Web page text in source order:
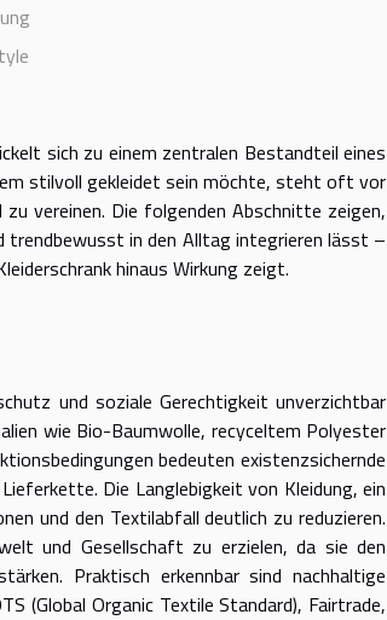
sich zu einem zentralen Bestandteil eines
stilvoll gekleidet sein möchte, steht oft vor
vereinen. Die folgenden Abschnitte zeigen,
in den Alltag integrieren lässt –
hinaus Wirkung zeigt.
und soziale Gerechtigkeit unverzichtbar
wie Bio-Baumwolle, recyceltem Polyester
bedeuten existenzsichernde
Die Langlebigkeit von Kleidung, ein
und den Textilabfall deutlich zu reduzieren.
und Gesellschaft zu erzielen, da sie den
Praktisch erkennbar sind nachhaltige
(Global Organic Textile Standard), Fairtrade,